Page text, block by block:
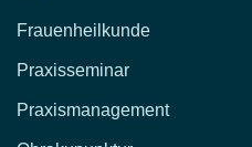
Frauenheilkunde
Praxisseminar
Praxismanagement